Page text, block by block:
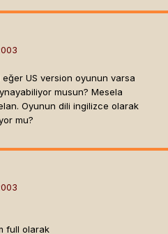
eğer US version oyunun varsa
musun? Mesela
Oyunun dili ingilizce olarak
mu?
full olarak